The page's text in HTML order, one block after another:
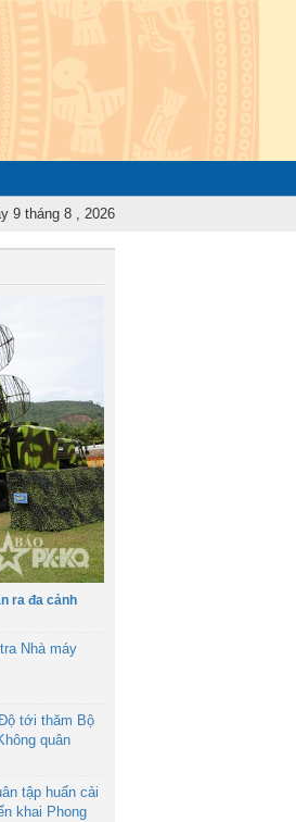
tác kiểm tra, giám sát năm 2025
9 tháng 8 , 2026
ra đa cảnh
Nhà máy
tới thăm Bộ
quân
tập huấn cải
khai Phong